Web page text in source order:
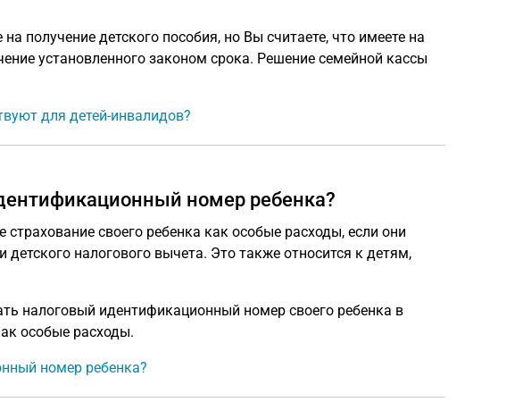
получение детского пособия, но Вы считаете, что имеете на
установленного законом срока. Решение семейной кассы
для детей-инвалидов?
номер ребенка?
своего ребенка как особые расходы, если они
налогового вычета. Это также относится к детям,
налоговый идентификационный номер своего ребенка в
особые расходы.
номер ребенка?